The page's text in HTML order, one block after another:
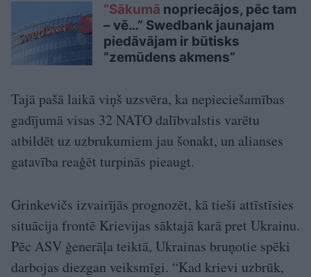
“Sākumā nopriecājos, pēc tam
– vē…” Swedbank jaunajam
piedāvājam ir būtisks
“zemūdens akmens”
Tajā pašā laikā viņš uzsvēra, ka nepieciešamības
gadījumā visas 32 NATO dalībvalstis varētu
atbildēt uz uzbrukumiem jau šonakt, un alianses
gatavība reaģēt turpinās pieaugt.
Grinkevičs izvairījās prognozēt, kā tieši attīstīsies
situācija frontē Krievijas sāktajā karā pret Ukrainu.
Pēc ASV ģenerāļa teiktā, Ukrainas bruņotie spēki
darbojas diezgan veiksmīgi. “Kad krievi uzbrūk,